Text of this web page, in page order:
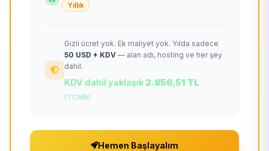
Yıllık
Gizli ücret yok. Ek maliyet yok. Yılda sadece
50 USD + KDV — alan adı, hosting ve her şey
dahil.
KDV dahil yaklaşık 2.856,51 TL
(TCMB)
Hemen Başlayalım